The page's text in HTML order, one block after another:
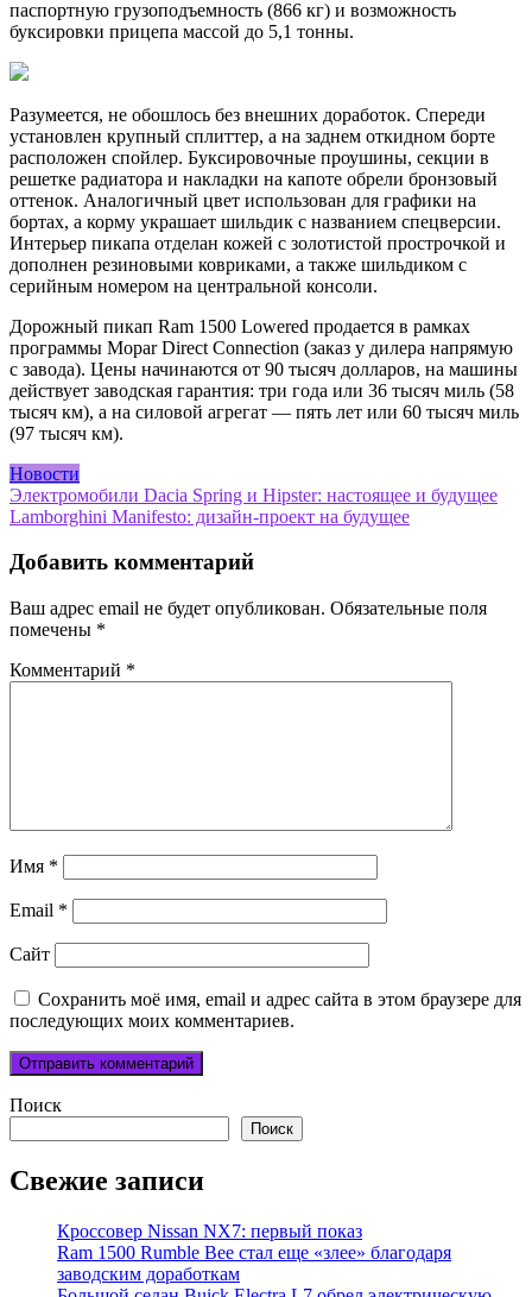
паспортную грузоподъемность (866 кг) и возможность
буксировки прицепа массой до 5,1 тонны.
Разумеется, не обошлось без внешних доработок. Спереди
установлен крупный сплиттер, а на заднем откидном борте
расположен спойлер. Буксировочные проушины, секции в
решетке радиатора и накладки на капоте обрели бронзовый
оттенок. Аналогичный цвет использован для графики на
бортах, а корму украшает шильдик с названием спецверсии.
Интерьер пикапа отделан кожей с золотистой прострочкой и
дополнен резиновыми ковриками, а также шильдиком с
серийным номером на центральной консоли.
Дорожный пикап Ram 1500 Lowered продается в рамках
программы Mopar Direct Connection (заказ у дилера напрямую
с завода). Цены начинаются от 90 тысяч долларов, на машины
действует заводская гарантия: три года или 36 тысяч миль (58
тысяч км), а на силовой агрегат — пять лет или 60 тысяч миль
(97 тысяч км).
Новости
Навигация
по
записям
Электромобили Dacia Spring и Hipster: настоящее и будущее
Lamborghini Manifesto: дизайн-проект на будущее
Добавить комментарий
Ваш адрес email не будет опубликован. Обязательные поля
помечены *
Комментарий *
Имя *
Email *
Сайт
Сохранить моё имя, email и адрес сайта в этом браузере для
последующих моих комментариев.
Поиск
Поиск
Свежие записи
Кроссовер Nissan NX7: первый показ
Ram 1500 Rumble Bee стал еще «злее» благодаря
заводским доработкам